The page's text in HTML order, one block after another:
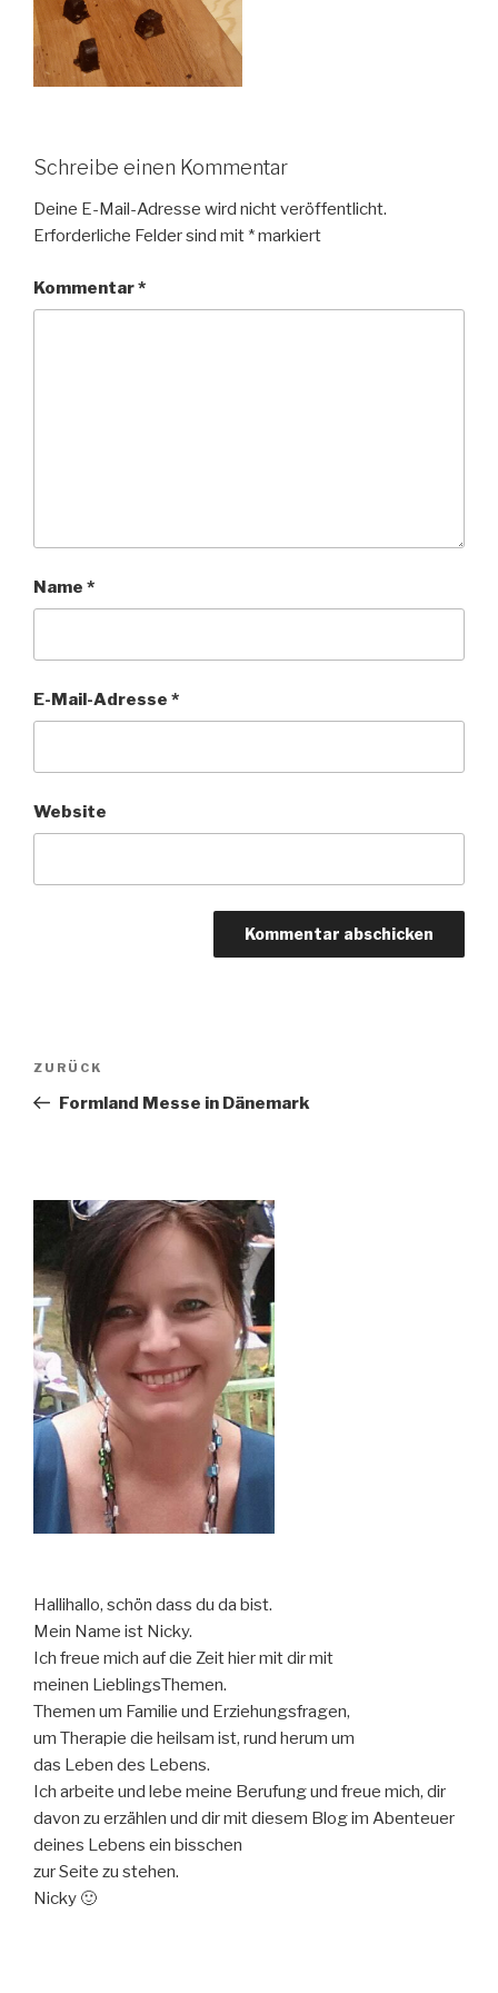
Schreibe einen Kommentar
Deine E-Mail-Adresse wird nicht veröffentlicht.
Erforderliche Felder sind mit *markiert
Kommentar*
Name *
E-Mail-Adresse *
Website
Beitragsnavigation
Vorheriger
Beitrag
ZURÜCK
Formland Messe in Dänemark
Hallihallo, schön dass du da bist.
Mein Name ist Nicky.
Ich freue mich auf die Zeit hier mit dir mit
meinen LieblingsThemen.
Themen um Familie und Erziehungsfragen,
um Therapie die heilsam ist, rund herum um
das Leben des Lebens.
Ich arbeite und lebe meine Berufung und freue mich, dir
davon zu erzählen und dir mit diesem Blog im Abenteuer
deines Lebens ein bisschen
zur Seite zu stehen.
Nicky 🙂